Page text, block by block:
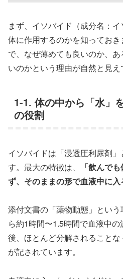
まず、イソバイド（成分名：
体に作用するのかを知ってお
で、なぜ薄めても良いのか、
いのかという理由が自然と見え
1-1. 体の中から「水」
の役割
イソバイドは「浸透圧利尿剤
す。最大の特徴は、
「飲んで
ず、そのままの形で血液中に入
添付文書の「薬物動態」とい
ら約1時間〜1.5時間で血液中
後、ほとんど分解されること
が記されています。